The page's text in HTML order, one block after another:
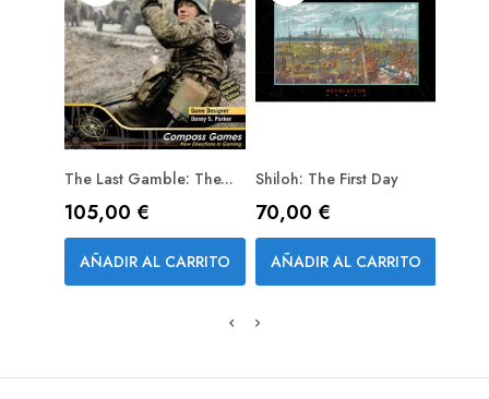
The Last Gamble: The...
Precio
105,00 €
AÑADIR AL CARRITO
Shiloh: The First Day
Precio
70,00 €
AÑADIR AL CARRITO